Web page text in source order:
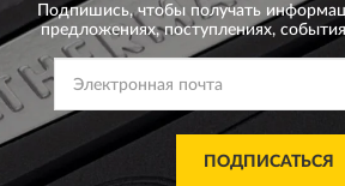
Подпишись, чтобы получать
предложениях,поступлениях,
ПОДПИСАТЬСЯ